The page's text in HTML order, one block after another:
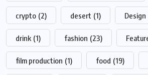
crypto (2) desert (1) Design
drink (1) fashion (23)
film production (1) food (19)